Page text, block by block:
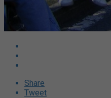
Share
Tweet